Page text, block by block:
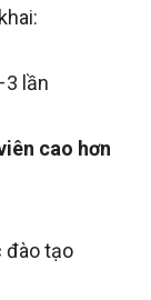
lần
cao hơn
đào tạo